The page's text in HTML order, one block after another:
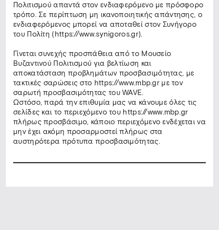
Πολιτισμού απαντά στον ενδιαφερόμενο με πρόσφορο
τρόπο. Σε περίπτωση μη ικανοποιητικής απάντησης, ο
ενδιαφερόμενος μπορεί να αποταθεί στον Συνήγορο
του Πολίτη (https://www.synigoros.gr).
Γίνεται συνεχής προσπάθεια από το Μουσείο
Βυζαντινού Πολιτισμού για βελτίωση και
αποκατάσταση προβλημάτων προσβασιμότητας, με
τακτικές σαρώσεις στο https://www.mbp.gr με τον
σαρωτή προσβασιμότητας του WAVE.
Ωστόσο, παρά την επιθυμία μας να κάνουμε όλες τις
σελίδες και το περιεχόμενο του https://www.mbp.gr
πλήρως προσβάσιμο, κάποιο περιεχόμενο ενδέχεται να
μην έχει ακόμη προσαρμοστεί πλήρως στα
αυστηρότερα πρότυπα προσβασιμότητας.